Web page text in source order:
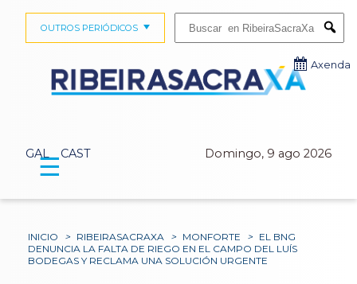
GAL CAST Domingo, 9 ago 2026
OUTROS PERIÓDICOS
Axenda
☰
INICIO > RIBEIRASACRAXA > MONFORTE > EL BNG
DENUNCIA LA FALTA DE RIEGO EN EL CAMPO DEL LUÍS
BODEGAS Y RECLAMA UNA SOLUCIÓN URGENTE